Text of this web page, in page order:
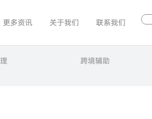
更多资讯 关于我们 联系我们
跨境辅助